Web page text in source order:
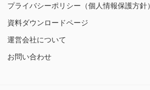
プライバシーポリシー（個人情報保護方針）
資料ダウンロードページ
運営会社について
お問い合わせ